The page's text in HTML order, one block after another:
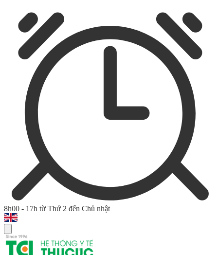
8h00 - 17h từ Thứ 2 đến Chủ nhật